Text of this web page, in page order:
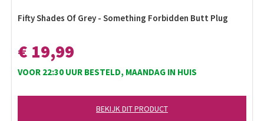
Fifty Shades Of Grey - Something Forbidden Butt Plug
€ 19,99
VOOR 22:30 UUR BESTELD, MAANDAG IN HUIS
BEKIJK DIT PRODUCT